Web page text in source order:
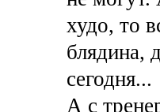
худо, то
сегодня...
А с